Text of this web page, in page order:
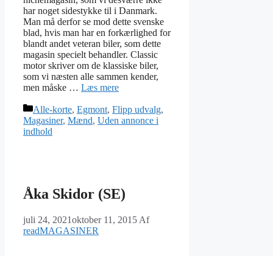
har noget sidestykke til i Danmark.
Man må derfor se mod dette svenske
blad, hvis man har en forkærlighed for
blandt andet veteran biler, som dette
magasin specielt behandler. Classic
motor skriver om de klassiske biler,
som vi næsten alle sammen kender,
men måske … Læs mere
Kategorier
Alle-korte, Egmont, Flipp udvalg,
Magasiner, Mænd, Uden annonce i
indhold
Åka Skidor (SE)
juli 24, 2021oktober 11, 2015 Af
readMAGASINER